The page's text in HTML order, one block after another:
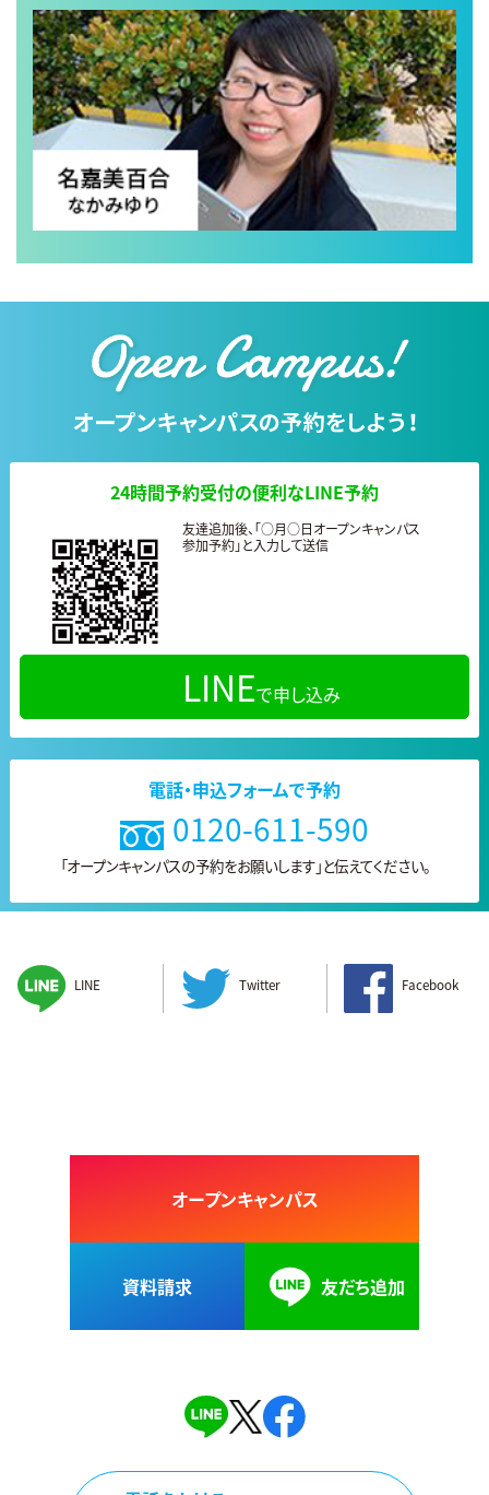
24時間予約受付の便利なLINE予約
友達追加後、「○月○日オープンキャンパス
参加予約」と入力して送信
LINEで申し込み
電話・申込フォームで予約
0120-611-590
「オープンキャンパスの予約をお願いします」と伝えてください。
LINE Twitter Facebook
オープンキャンパス
資料請求 友だち追加